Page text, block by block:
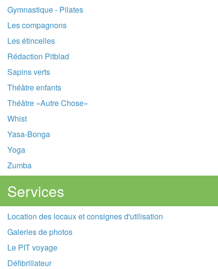
Gymnastique - Pilates
Les compagnons
Les étincelles
Rédaction Pitblad
Sapins verts
Théâtre enfants
Théâtre «Autre Chose»
Whist
Yasa-Bonga
Yoga
Zumba
Services
Location des locaux et consignes d'utilisation
Galeries de photos
Le PIT voyage
Défibrillateur